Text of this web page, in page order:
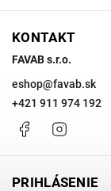
KONTAKT
FAVAB s.r.o.
eshop@favab.sk
+421 911 974 192
Facebook
PRIHLÁSENIE